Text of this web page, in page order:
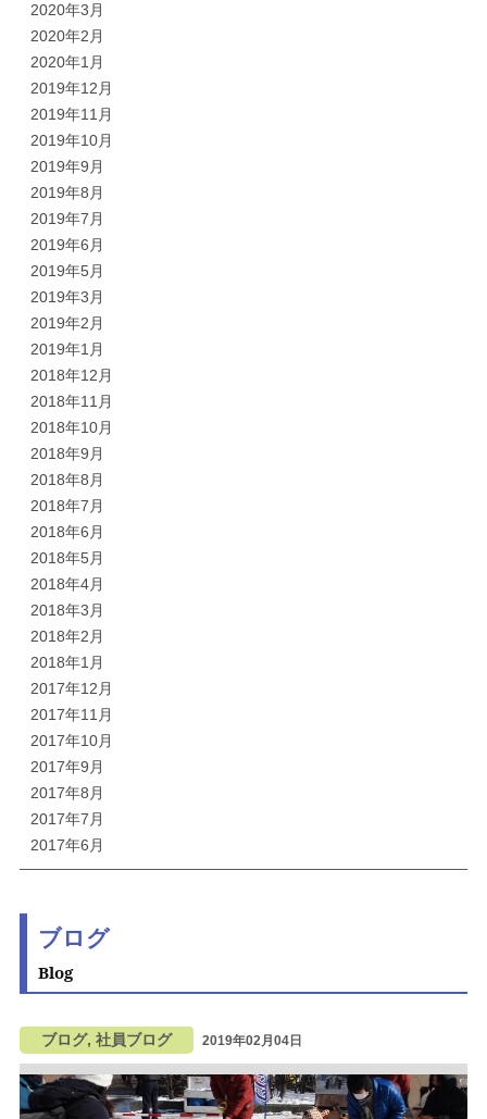
2020年3月
2020年2月
2020年1月
2019年12月
2019年11月
2019年10月
2019年9月
2019年8月
2019年7月
2019年6月
2019年5月
2019年3月
2019年2月
2019年1月
2018年12月
2018年11月
2018年10月
2018年9月
2018年8月
2018年7月
2018年6月
2018年5月
2018年4月
2018年3月
2018年2月
2018年1月
2017年12月
2017年11月
2017年10月
2017年9月
2017年8月
2017年7月
2017年6月
ブログ
Blog
ブログ, 社員ブログ 2019年02月04日